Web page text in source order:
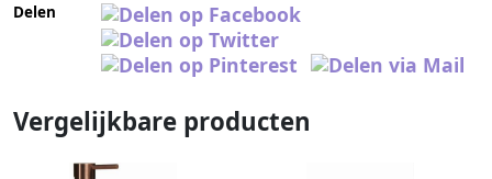
Delen
Vergelijkbare producten